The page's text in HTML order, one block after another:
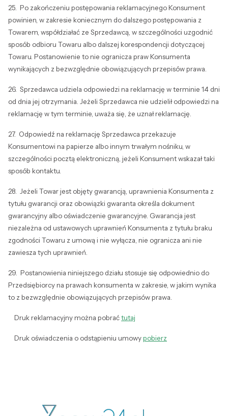
25. Po zakończeniu postępowania reklamacyjnego Konsument
powinien, w zakresie koniecznym do dalszego postępowania z
Towarem, współdziałać ze Sprzedawcą, w szczególności uzgodnić
sposób odbioru Towaru albo dalszej korespondencji dotyczącej
Towaru. Postanowienie to nie ogranicza praw Konsumenta
wynikających z bezwzględnie obowiązujących przepisów prawa.
26. Sprzedawca udziela odpowiedzi na reklamację w terminie 14 dni
od dnia jej otrzymania. Jeżeli Sprzedawca nie udzielił odpowiedzi na
reklamację w tym terminie, uważa się, że uznał reklamację.
27. Odpowiedź na reklamację Sprzedawca przekazuje
Konsumentowi na papierze albo innym trwałym nośniku, w
szczególności pocztą elektroniczną, jeżeli Konsument wskazał taki
sposób kontaktu.
28. Jeżeli Towar jest objęty gwarancją, uprawnienia Konsumenta z
tytułu gwarancji oraz obowiązki gwaranta określa dokument
gwarancyjny albo oświadczenie gwarancyjne. Gwarancja jest
niezależna od ustawowych uprawnień Konsumenta z tytułu braku
zgodności Towaru z umową i nie wyłącza, nie ogranicza ani nie
zawiesza tych uprawnień.
29. Postanowienia niniejszego działu stosuje się odpowiednio do
Przedsiębiorcy na prawach konsumenta w zakresie, w jakim wynika
to z bezwzględnie obowiązujących przepisów prawa.
Druk reklamacyjny można pobraćtutaj
Druk oświadczenia o odstąpieniu umowypobierz